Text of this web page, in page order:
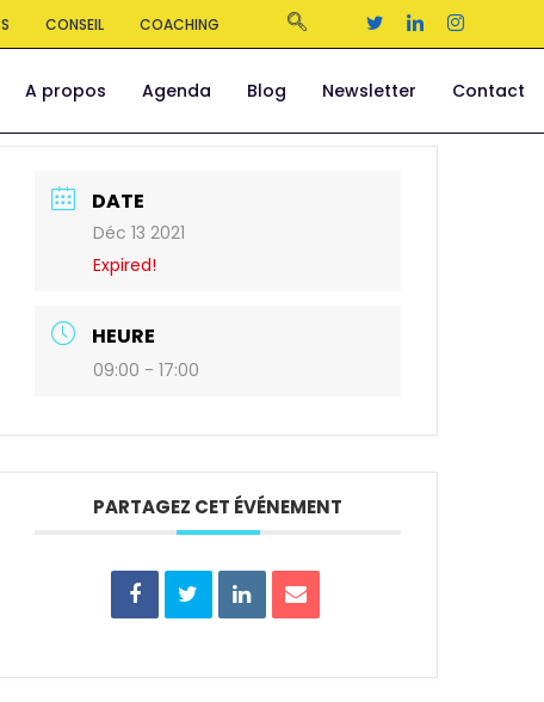
CONSEIL COACHING
A propos Agenda Blog Newsletter Contact
DATE
Déc 13 2021
Expired!
HEURE
09:00 - 17:00
PARTAGEZ CET ÉVÉNEMENT